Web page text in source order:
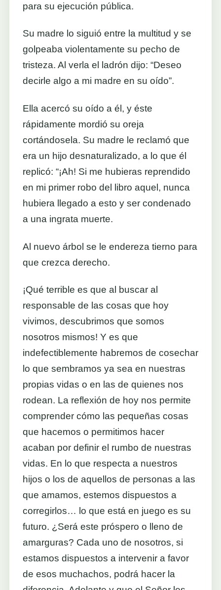
para su ejecución pública.
Su madre lo siguió entre la multitud y se
golpeaba violentamente su pecho de
tristeza. Al verla el ladrón dijo: “Deseo
decirle algo a mi madre en su oído”.
Ella acercó su oído a él, y éste
rápidamente mordió su oreja
cortándosela. Su madre le reclamó que
era un hijo desnaturalizado, a lo que él
replicó: “¡Ah! Si me hubieras reprendido
en mi primer robo del libro aquel, nunca
hubiera llegado a esto y ser condenado
a una ingrata muerte.
Al nuevo árbol se le endereza tierno para
que crezca derecho.
¡Qué terrible es que al buscar al
responsable de las cosas que hoy
vivimos, descubrimos que somos
nosotros mismos! Y es que
indefectiblemente habremos de cosechar
lo que sembramos ya sea en nuestras
propias vidas o en las de quienes nos
rodean. La reflexión de hoy nos permite
comprender cómo las pequeñas cosas
que hacemos o permitimos hacer
acaban por definir el rumbo de nuestras
vidas. En lo que respecta a nuestros
hijos o los de aquellos de personas a las
que amamos, estemos dispuestos a
corregirlos… lo que está en juego es su
futuro. ¿Será este próspero o lleno de
amarguras? Cada uno de nosotros, si
estamos dispuestos a intervenir a favor
de esos muchachos, podrá hacer la